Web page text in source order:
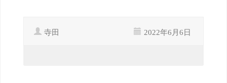
寺田 2022年6月6日